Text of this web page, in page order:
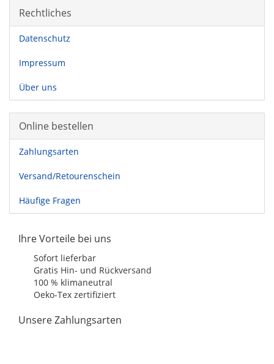
Rechtliches
Datenschutz
Impressum
Über uns
Online bestellen
Zahlungsarten
Versand/Retourenschein
Häufige Fragen
Ihre Vorteile bei uns
Sofort lieferbar
Gratis Hin- und Rückversand
100 % klimaneutral
Oeko-Tex zertifiziert
Unsere Zahlungsarten